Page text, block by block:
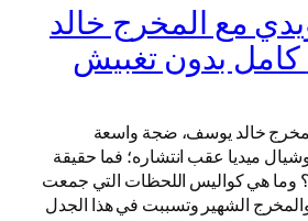
مع المخرج خالد
خالد يوسف، ضجة واسعة
ميديا عقب انتشاره؛ فما حقيقة
وما هي كواليس اللحظات التي جمعت
والمخرج الشهير وتسببت في هذا الجدل